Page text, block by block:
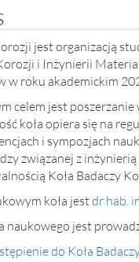
jest organizacją
i Inżynierii
w roku akademickim
celem jest
koła opiera się na
i sympozjach
związanej z
Koła Badaczy
koła jestdr hab.
naukowego jest
do Koła